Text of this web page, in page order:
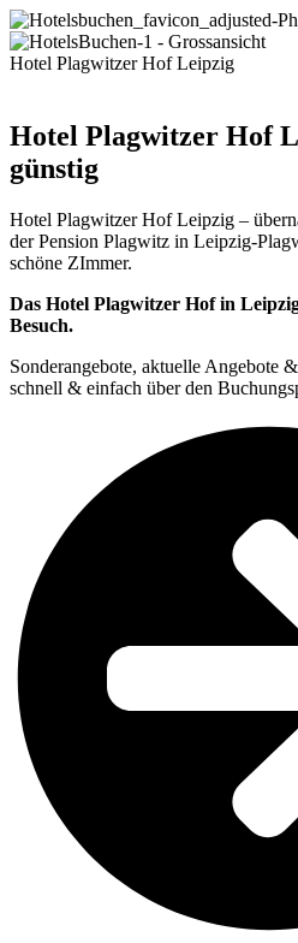
Hotel Plagwitzer Hof Leipzig
Hotel Plagwitzer Hof
günstig
Hotel Plagwitzer Hof Leipzig –
der Pension Plagwitz in Leipzig-
schöne ZImmer.
Das Hotel Plagwitzer Hof in
Besuch.
Sonderangebote, aktuelle Angebote
schnell & einfach über den